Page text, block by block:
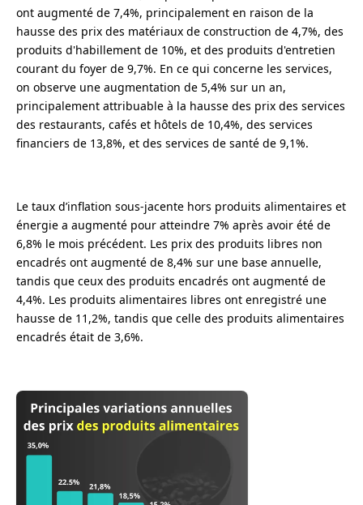
ont augmenté de 7,4%, principalement en raison de la
hausse des prix des matériaux de construction de 4,7%, des
produits d'habillement de 10%, et des produits d'entretien
courant du foyer de 9,7%. En ce qui concerne les services,
on observe une augmentation de 5,4% sur un an,
principalement attribuable à la hausse des prix des services
des restaurants, cafés et hôtels de 10,4%, des services
financiers de 13,8%, et des services de santé de 9,1%.
Le taux d’inflation sous-jacente hors produits alimentaires et
énergie a augmenté pour atteindre 7% après avoir été de
6,8% le mois précédent. Les prix des produits libres non
encadrés ont augmenté de 8,4% sur une base annuelle,
tandis que ceux des produits encadrés ont augmenté de
4,4%. Les produits alimentaires libres ont enregistré une
hausse de 11,2%, tandis que celle des produits alimentaires
encadrés était de 3,6%.